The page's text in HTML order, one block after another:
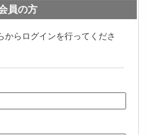
員の方
からログインを行ってくださ